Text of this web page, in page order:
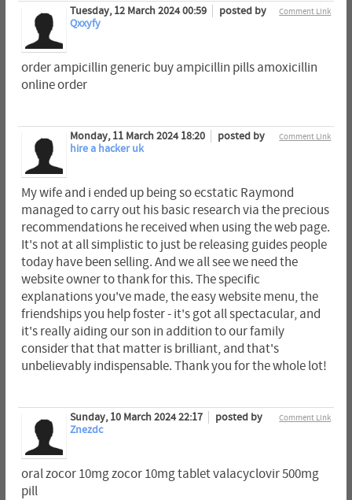
Comment Link
Tuesday, 12 March 2024 00:59
posted by
Qxxyfy
order ampicillin generic buy ampicillin pills amoxicillin
online order
Comment Link
Monday, 11 March 2024 18:20
posted by
hire a hacker uk
My wife and i ended up being so ecstatic Raymond
managed to carry out his basic research via the precious
recommendations he received when using the web page.
It's not at all simplistic to just be releasing guides people
today have been selling. And we all see we need the
website owner to thank for this. The specific
explanations you've made, the easy website menu, the
friendships you help foster - it's got all spectacular, and
it's really aiding our son in addition to our family
consider that that matter is brilliant, and that's
unbelievably indispensable. Thank you for the whole lot!
Comment Link
Sunday, 10 March 2024 22:17
posted by
Znezdc
oral zocor 10mg zocor 10mg tablet valacyclovir 500mg
pill